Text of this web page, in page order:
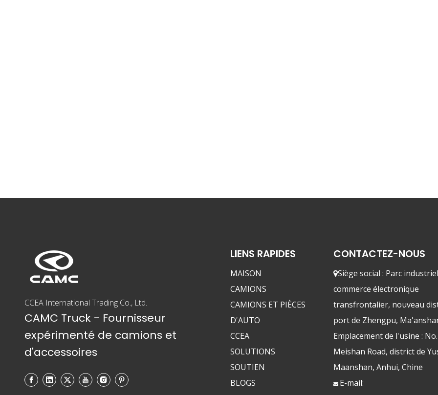
CCEA International Trading Co., Ltd.
CAMC Truck - Fournisseur
expérimenté de camions et
d'accessoires
LIENS RAPIDES
MAISON
CAMIONS
CAMIONS ET PIÈCES
D'AUTO
CCEA
SOLUTIONS
SOUTIEN
BLOGS
CONTACTEZ-NOUS
Siège social : Parc
commerce électronique
transfrontalier, nouveau
port de Zhengpu,
Emplacement de l'usine :
Meishan Road, district de
Maanshan, Anhui, Chine
 E-mail: